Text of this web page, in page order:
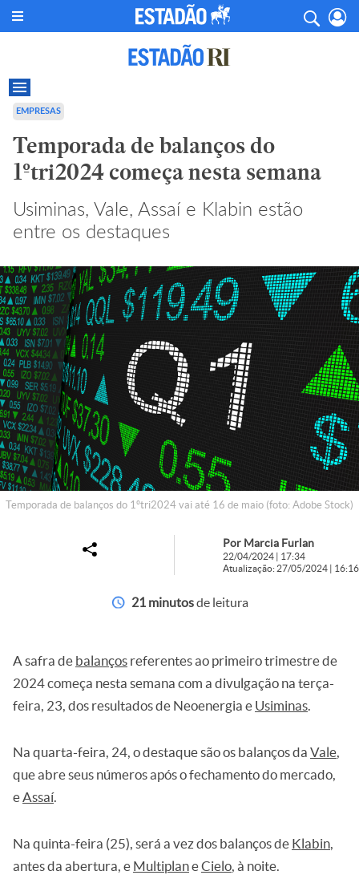
EMPRESAS
Temporada de balanços do
1ºtri2024 começa nesta semana
Usiminas, Vale, Assaí e Klabin estão
entre os destaques
Temporada de balanços do 1ºtri2024 vai até 16 de maio (foto: Adobe Stock)
Por Marcia Furlan
22/04/2024 | 17:34
Atualização: 27/05/2024 | 16:16
21 minutosde leitura
A safra de balanços referentes ao primeiro trimestre de
2024 começa nesta semana com a divulgação na terça-
feira, 23, dos resultados de Neoenergia e Usiminas.
Na quarta-feira, 24, o destaque são os balanços da Vale,
que abre seus números após o fechamento do mercado,
eAssaí.
Na quinta-feira (25), será a vez dos balanços de Klabin,
antes da abertura, e MultiplaneCielo, à noite.